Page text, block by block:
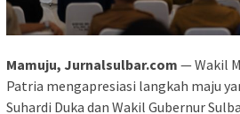
Mamuju, Jurnalsulbar.com — Wakil
Patria mengapresiasi langkah maju
Suhardi Duka dan Wakil Gubernur